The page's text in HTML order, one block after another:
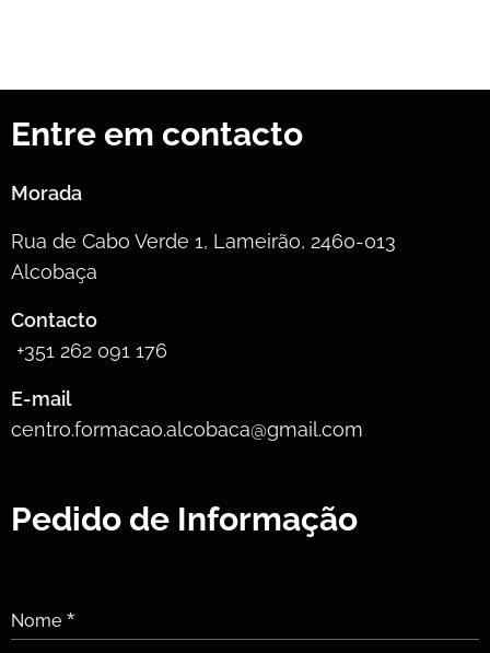
Entre em contacto
Morada
Rua de Cabo Verde 1, Lameirão, 2460-013
Alcobaça
Contacto
+351 262 091 176
E-mail
centro.formacao.alcobaca@gmail.com
Pedido de Informação
Nome